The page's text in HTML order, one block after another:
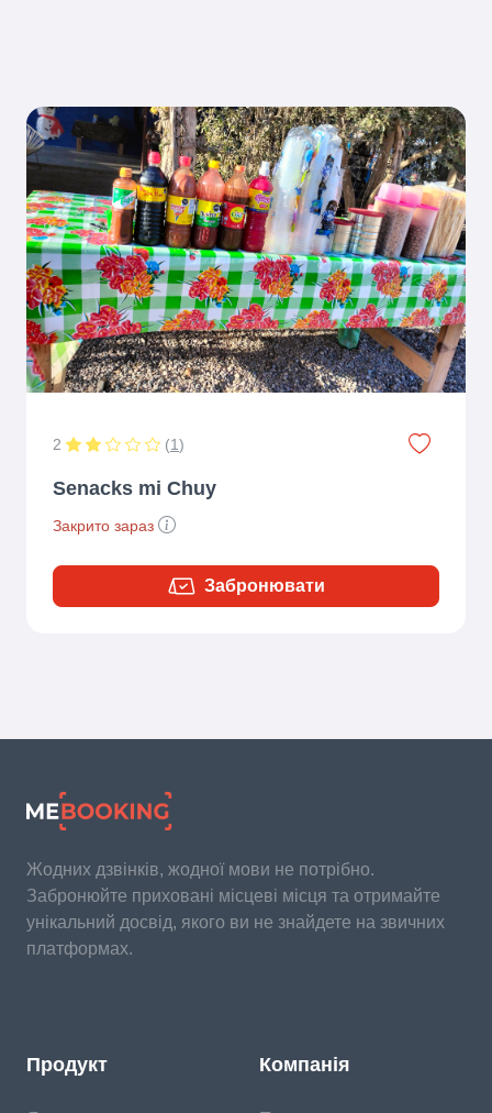
2 (1)
Senacks mi Chuy
Закрито зараз
Забронювати
Жодних дзвінків, жодної мови не потрібно.
Забронюйте приховані місцеві місця та отримайте
унікальний досвід, якого ви не знайдете на звичних
платформах.
Продукт Компанія